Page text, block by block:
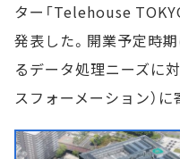
ター「Telehouse
発表した。開業予定時
るデータ処理ニーズに対
スフォーメーション）に